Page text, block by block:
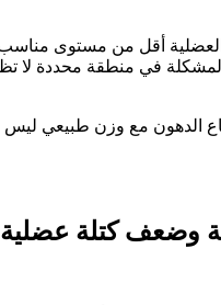
أقل من مستوى
في منطقة محددة لا
الدهون مع وزن طبيعي ليس
وضعف كتلة